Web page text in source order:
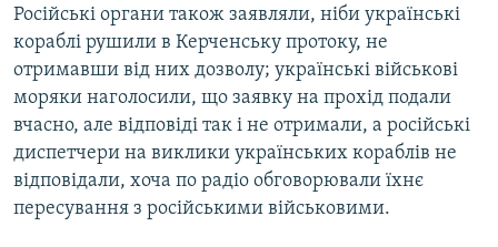
Російські органи також заявляли, ніби українські
кораблі рушили в Керченську протоку, не
отримавши від них дозволу; українські військові
моряки наголосили, що заявку на прохід подали
вчасно, але відповіді так і не отримали, а російські
диспетчери на виклики українських кораблів не
відповідали, хоча по радіо обговорювали їхнє
пересування з російськими військовими.